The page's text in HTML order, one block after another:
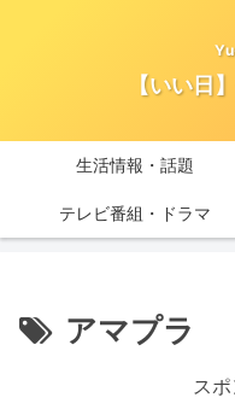
【いい日
生活情報・話題
テレビ番組・ドラマ
アマプラ
ス